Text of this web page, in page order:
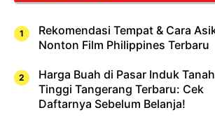
Rekomendasi Tempat & Cara
Nonton Film Philippines Terbaru
Harga Buah di Pasar Induk Tanah
Tinggi Tangerang Terbaru: Cek
Daftarnya Sebelum Belanja!